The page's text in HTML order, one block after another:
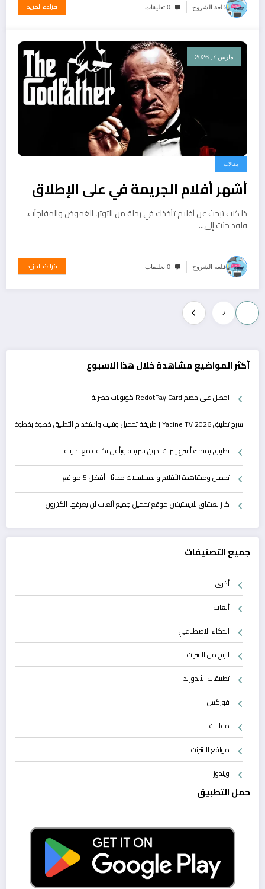
قلعة الشروح 0 تعليقات قراءة المزيد
مارس 7, 2026
مقالات
أشهر أفلام الجريمة في على الإطلاق
ذا كنت تبحث عن أفلام تأخذك في رحلة من التوتر، الغموض والمفاجآت،
فلقد جئت إلى…
قلعة الشروح 0 تعليقات قراءة المزيد
تعدد
صفحات
المقالات
2
أكثر المواضيع مشاهدة خلال هذا الاسبوع
احصل على خصم RedotPay Card كوبونات حصرية
شرح تطبيق Yacine TV 2026 | طريقة تحميل وتثبيت واستخدام التطبيق خطوة بخطوة
تطبيق يمنحك أسرع إنترنت بدون شريحة وبأقل تكلفة مع تجريبة
تحميل ومشاهدة الأفلام والمسلسلات مجانًا | أفضل 5 مواقع
كنز لعشاق بلايستيشن موقع تحميل جميع ألعاب لن يعرفها الكثيرون
جميع التصنيفات
أخرى
ألعاب
الذكاء الاصطناعي
الربح من الانترنت
تطبيقات الأندوريد
فوركس
مقالات
مواقع الانترنت
ويندوز
حمل التطبيق